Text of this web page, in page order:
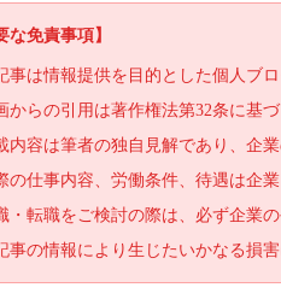
な免責事項】
事は情報提供を目的とした個人ブ
からの引用は著作権法第32条に基
内容は筆者の独自見解であり、企
の仕事内容、労働条件、待遇は企
・転職をご検討の際は、必ず企業
事の情報により生じたいかなる損